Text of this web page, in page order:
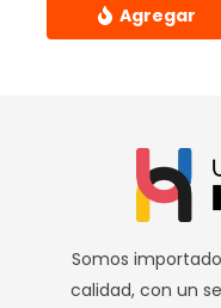
página
de
Somos
calidad, con un